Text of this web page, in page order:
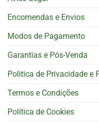
Encomendas e Envios
Modos de Pagamento
Garantias e Pós-Venda
Politica de Privacidade e
Termos e Condições
Política de Cookies